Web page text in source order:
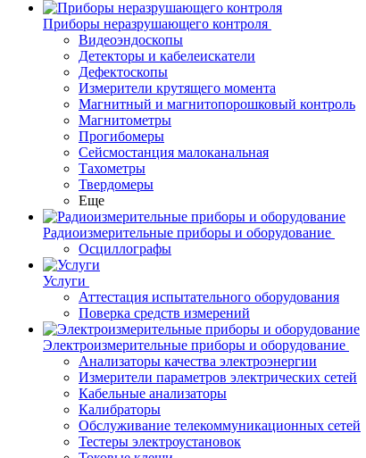
Приборы неразрушающего контроля
Видеоэндоскопы
Детекторы и кабелеискатели
Дефектоскопы
Измерители крутящего момента
Магнитный и магнитопорошковый контроль
Магнитометры
Прогибомеры
Сейсмостанция малоканальная
Тахометры
Твердомеры
Еще
Радиоизмерительные приборы и оборудование
Осциллографы
Услуги
Аттестация испытательного оборудования
Поверка средств измерений
Электроизмерительные приборы и оборудование
Анализаторы качества электроэнергии
Измерители параметров электрических сетей
Кабельные анализаторы
Калибраторы
Обслуживание телекоммуникационных сетей
Тестеры электроустановок